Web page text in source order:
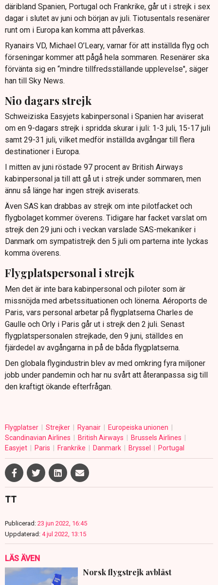
däribland Spanien, Portugal och Frankrike, går ut i strejk i sex
dagar i slutet av juni och början av juli. Tiotusentals resenärer
runt om i Europa kan komma att påverkas.
Ryanairs VD, Michael O’Leary, varnar för att inställda flyg och
förseningar kommer att pågå hela sommaren. Resenärer ska
förvänta sig en “mindre tillfredsställande upplevelse", säger
han till Sky News.
Nio dagars strejk
Schweiziska Easyjets kabinpersonal i Spanien har aviserat
om en 9-dagars strejk i spridda skurar i juli: 1-3 juli, 15-17 juli
samt 29-31 juli, vilket medför inställda avgångar till flera
destinationer i Europa.
I mitten av juni röstade 97 procent av British Airways
kabinpersonal ja till att gå ut i strejk under sommaren, men
ännu så länge har ingen strejk aviserats.
Även SAS kan drabbas av strejk om inte pilotfacket och
flygbolaget kommer överens. Tidigare har facket varslat om
strejk den 29 juni och i veckan varslade SAS-mekaniker i
Danmark om sympatistrejk den 5 juli om parterna inte lyckas
komma överens.
Flygplatspersonal i strejk
Men det är inte bara kabinpersonal och piloter som är
missnöjda med arbetssituationen och lönerna. Aéroports de
Paris, vars personal arbetar på flygplatserna Charles de
Gaulle och Orly i Paris går ut i strejk den 2 juli. Senast
flygplatspersonalen strejkade, den 9 juni, ställdes en
fjärdedel av avgångarna in på de båda flygplatserna.
Den globala flygindustrin blev av med omkring fyra miljoner
jobb under pandemin och har nu svårt att återanpassa sig till
den kraftigt ökande efterfrågan.
Flygplatser Strejker Ryanair
Europeiska unionen
Scandinavian Airlines
British Airways
Brussels Airlines
Easyjet
Paris Frankrike Danmark Bryssel Portugal
TT
Publicerad: 23 jun 2022, 16:45
Uppdaterad: 4 jul 2022, 13:15
LÄS ÄVEN
Norsk flygstrejk avblåst